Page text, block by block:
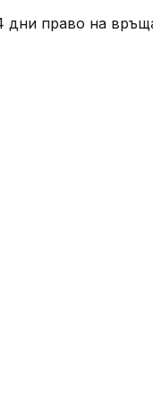
дни право на